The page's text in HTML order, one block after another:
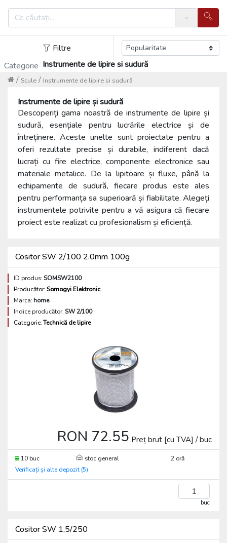
Search
Filtre
Categorie Instrumente de lipire si sudură
Instrumente de lipire si sudură
/
Scule
/
Instrumente de lipire și sudură
Descoperiți gama noastră de instrumente de lipire și
sudură, esențiale pentru lucrările electrice și de
întreținere. Aceste unelte sunt proiectate pentru a
oferi rezultate precise și durabile, indiferent dacă
lucrați cu fire electrice, componente electronice sau
materiale metalice. De la lipitoare și fluxe, până la
echipamente de sudură, fiecare produs este ales
pentru performanța sa superioară și fiabilitate. Alegeți
instrumentele potrivite pentru a vă asigura că fiecare
proiect este realizat cu profesionalism și eficiență.
Cositor SW 2/100 2.0mm 100g
ID produs:SOMSW2100
Producător:Somogyi Elektronic
Marca:home
Indice producător:SW 2/100
Categorie:Technică de lipire
RON 72.55 Preț brut [cu TVA] / buc
10 buc stoc general
2 oră
Verificați și alte depozit (5)
buc
Cositor SW 1,5/250